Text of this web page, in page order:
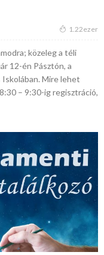
1.22ezer
közeleg a téli
12-én Pásztón, a
Mire lehet
– 9:30-ig regisztráció,